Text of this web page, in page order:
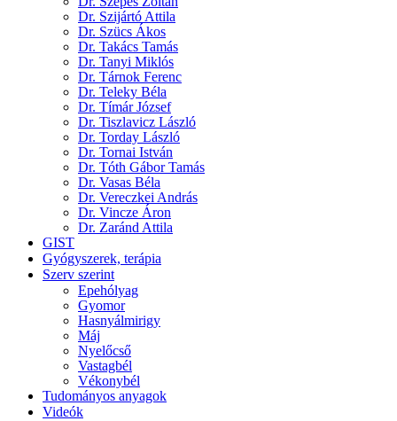
Dr. Szijártó Attila
Dr. Szücs Ákos
Dr. Takács Tamás
Dr. Tanyi Miklós
Dr. Tárnok Ferenc
Dr. Teleky Béla
Dr. Tímár József
Dr. Tiszlavicz László
Dr. Torday László
Dr. Tornai István
Dr. Tóth Gábor Tamás
Dr. Vasas Béla
Dr. Vereczkei András
Dr. Vincze Áron
Dr. Zaránd Attila
GIST
Gyógyszerek, terápia
Szerv szerint
Epehólyag
Gyomor
Hasnyálmirigy
Máj
Nyelőcső
Vastagbél
Vékonybél
Tudományos anyagok
Videók